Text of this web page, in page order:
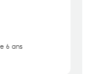
6 ans